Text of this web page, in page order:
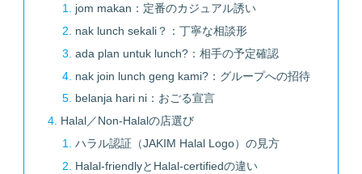
jom makan：定番のカジュアル誘い
nak lunch sekali？：丁寧な相談形
ada plan untuk lunch?：相手の予定確認
nak join lunch geng kami?：グループへの招待
belanja hari ni：おごる宣言
Halal／Non-Halalの店選び
ハラル認証（JAKIM Halal Logo）の見方
Halal-friendlyとHalal-certifiedの違い